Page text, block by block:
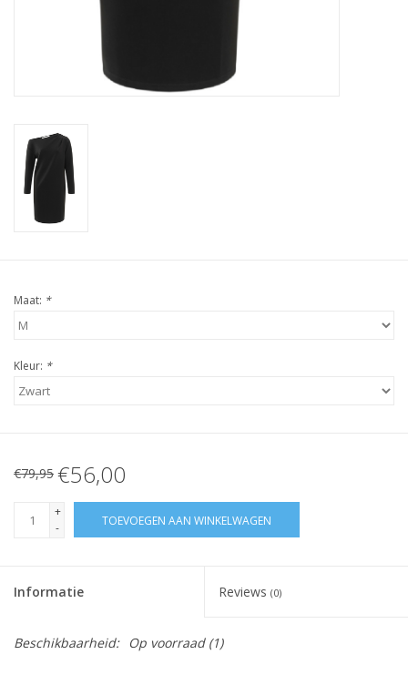
Maat: *
Kleur: *
€79,95 €56,00
+
-
TOEVOEGEN AAN WINKELWAGEN
Informatie Reviews (0)
Beschikbaarheid: Op voorraad(1)